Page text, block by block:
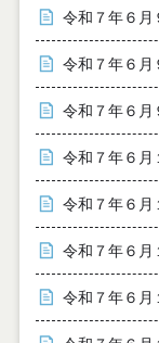
令和７年６
令和７年６月
令和７年６月
令和７年６月
令和７年６
令和７年６月
令和７年６